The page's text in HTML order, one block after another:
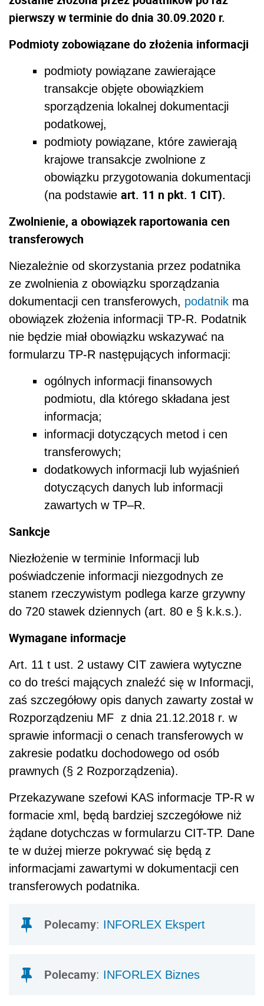
pierwszy w terminie do dnia 30.09.2020 r.
Podmioty zobowiązane do złożenia informacji
podmioty powiązane zawierające
transakcje objęte obowiązkiem
sporządzenia lokalnej dokumentacji
podatkowej,
podmioty powiązane, które zawierają
krajowe transakcje zwolnione z
obowiązku przygotowania dokumentacji
(na podstawie art. 11 n pkt. 1 CIT).
Zwolnienie, a obowiązek raportowania cen
transferowych
Niezależnie od skorzystania przez podatnika
ze zwolnienia z obowiązku sporządzania
dokumentacji cen transferowych, podatnik ma
obowiązek złożenia informacji TP-R. Podatnik
nie będzie miał obowiązku wskazywać na
formularzu TP-R następujących informacji:
ogólnych informacji finansowych
podmiotu, dla którego składana jest
informacja;
informacji dotyczących metod i cen
transferowych;
dodatkowych informacji lub wyjaśnień
dotyczących danych lub informacji
zawartych w TP–R.
Sankcje
Niezłożenie w terminie Informacji lub
poświadczenie informacji niezgodnych ze
stanem rzeczywistym podlega karze grzywny
do 720 stawek dziennych (art. 80 e § k.k.s.).
Wymagane informacje
Art. 11 t ust. 2 ustawy CIT zawiera wytyczne
co do treści mających znaleźć się w Informacji,
zaś szczegółowy opis danych zawarty został w
Rozporządzeniu MF z dnia 21.12.2018 r. w
sprawie informacji o cenach transferowych w
zakresie podatku dochodowego od osób
prawnych (§ 2 Rozporządzenia).
Przekazywane szefowi KAS informacje TP-R w
formacie xml, będą bardziej szczegółowe niż
żądane dotychczas w formularzu CIT-TP. Dane
te w dużej mierze pokrywać się będą z
informacjami zawartymi w dokumentacji cen
transferowych podatnika.
Polecamy: INFORLEX Ekspert
Polecamy: INFORLEX Biznes